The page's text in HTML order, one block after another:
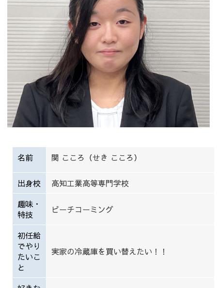
名前 関 こころ（せき こころ）
出身校
高知工業高等専門学校
趣味・
特技
ビーチコーミング
初任給
でやり
たいこ
と
実家の冷蔵庫を買い替えたい！！